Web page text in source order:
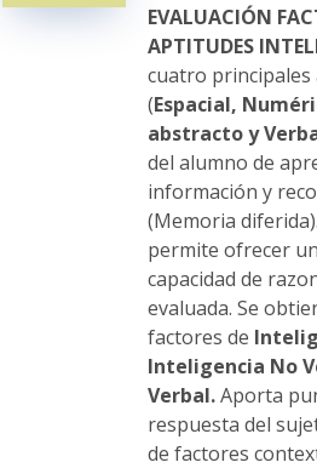
elegir
en
la
página
de
producto
EVALUACIÓN
APTITUDES
cuatro
(Espacial,
abstracto y
del alumno de
información y
(Memoria
permite ofrecer
capacidad de
evaluada. Se
factores de
Inteligencia No
Verbal.Aporta
respuesta del
de factores